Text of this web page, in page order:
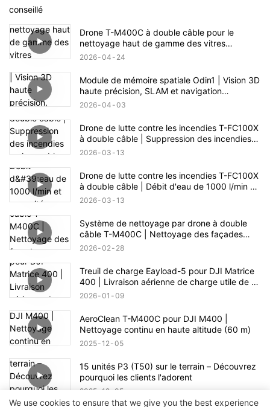
conseillé
Drone T-M400C à double câble pour le
nettoyage haut de gamme des vitres
extérieures résidentielles | Portée de 60 m
2026 04 24
Module de mémoire spatiale Odin1 | Vision 3D
haute précision, SLAM et navigation
autonome
2026 04 03
Drone de lutte contre les incendies T-FC100X
à double câble | Suppression des incendies
en immeubles de grande hauteur jusqu'à 100
2026 03 13
Drone de lutte contre les incendies T-FC100X
à double câble | Débit d'eau de 1000 l/min et
capacité d'intervention en cas d'incendie en
2026 03 13
Système de nettoyage par drone à double
câble T-M400C | Nettoyage des façades
vitrées de centres commerciaux
2026 02 28
Treuil de charge Eayload-5 pour DJI Matrice
400 | Livraison aérienne de charge utile de 5
kg et contrôle PSDK
2026 01 09
AeroClean T-M400C pour DJI M400 |
Nettoyage continu en haute altitude (60 m)
2025 12 05
15 unités P3 (T50) sur le terrain – Découvrez
pourquoi les clients l'adorent
2025 12 05
We use cookies to ensure that we give you the best experience